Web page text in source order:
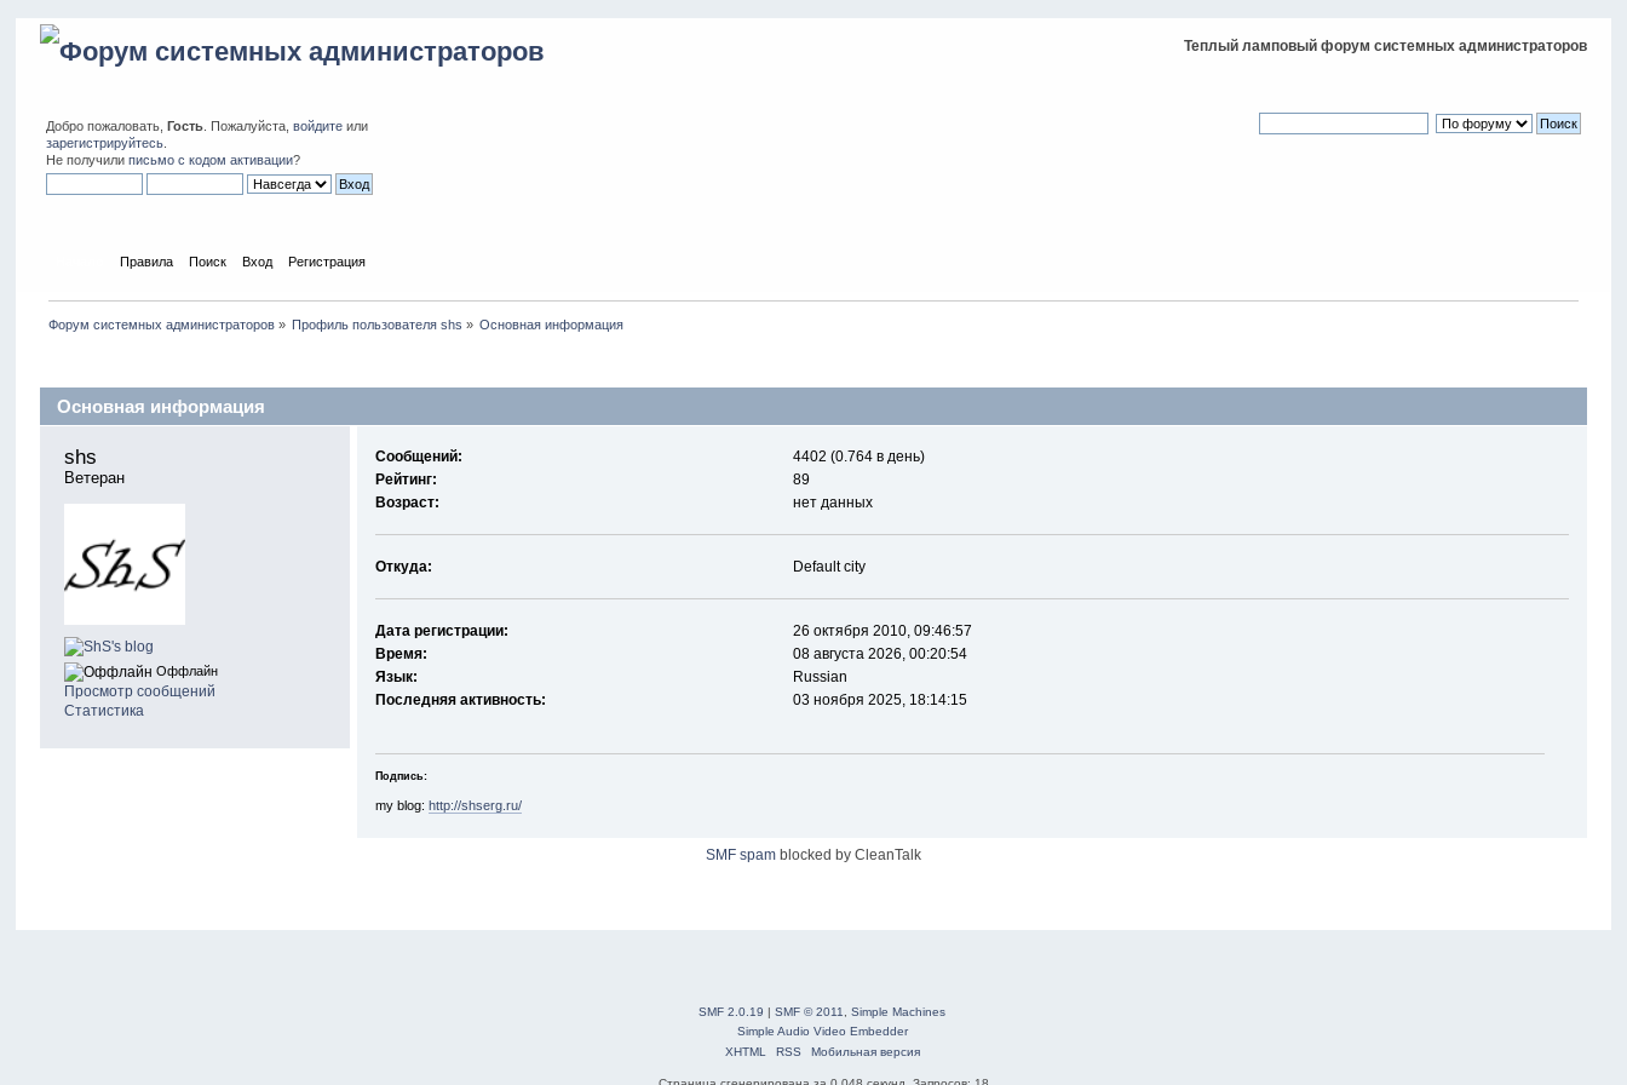
Теплый ламповый форум системных администраторов
Добро пожаловать,Гость . Пожалуйста,войдите или
зарегистрируйтесь
Не получилиписьмо с кодом активации?
Правила Поиск Вход Регистрация
Форум системных администраторов» Профиль пользователя shs » Основная информация
Основная информация
shs
Ветеран
Оффлайн
Просмотр сообщений
Статистика
Сообщений:
4402 (0.764 в день)
Рейтинг:
89
Возраст:
нет данных
Откуда: Default city
Дата регистрации:
26 октября 2010, 09:46:57
Время:
08 августа 2026, 00:20:54
Язык:
Russian
Последняя активность:
03 ноября 2025, 18:14:15
Подпись:
my blog:http://shserg.ru/
SMF spamblocked by CleanTalk
SMF 2.0.19 |SMF © 2011 ,Simple Machines
Simple Audio Video Embedder
XHTML
RSS Мобильная версия